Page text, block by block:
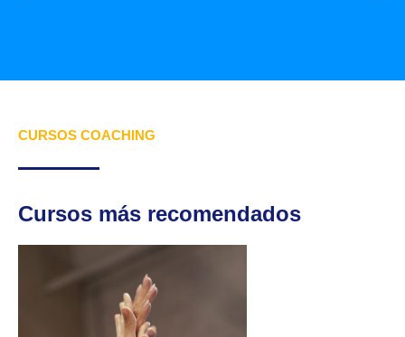
CURSOS COACHING
Cursos más recomendados